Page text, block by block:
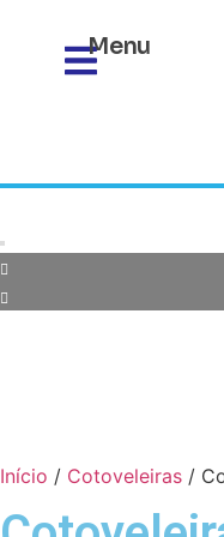
Menu
Início / Cotoveleiras /